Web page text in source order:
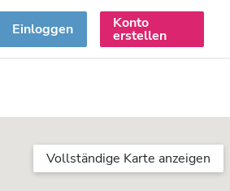
Einloggen Konto
erstellen
Vollständige Karte anzeigen